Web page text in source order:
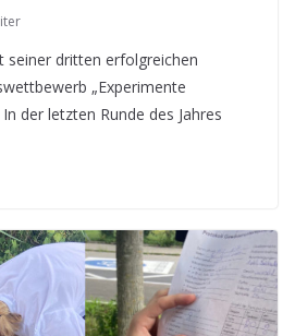
seiner dritten erfolgreichen
„Experimente
der letzten Runde des Jahres